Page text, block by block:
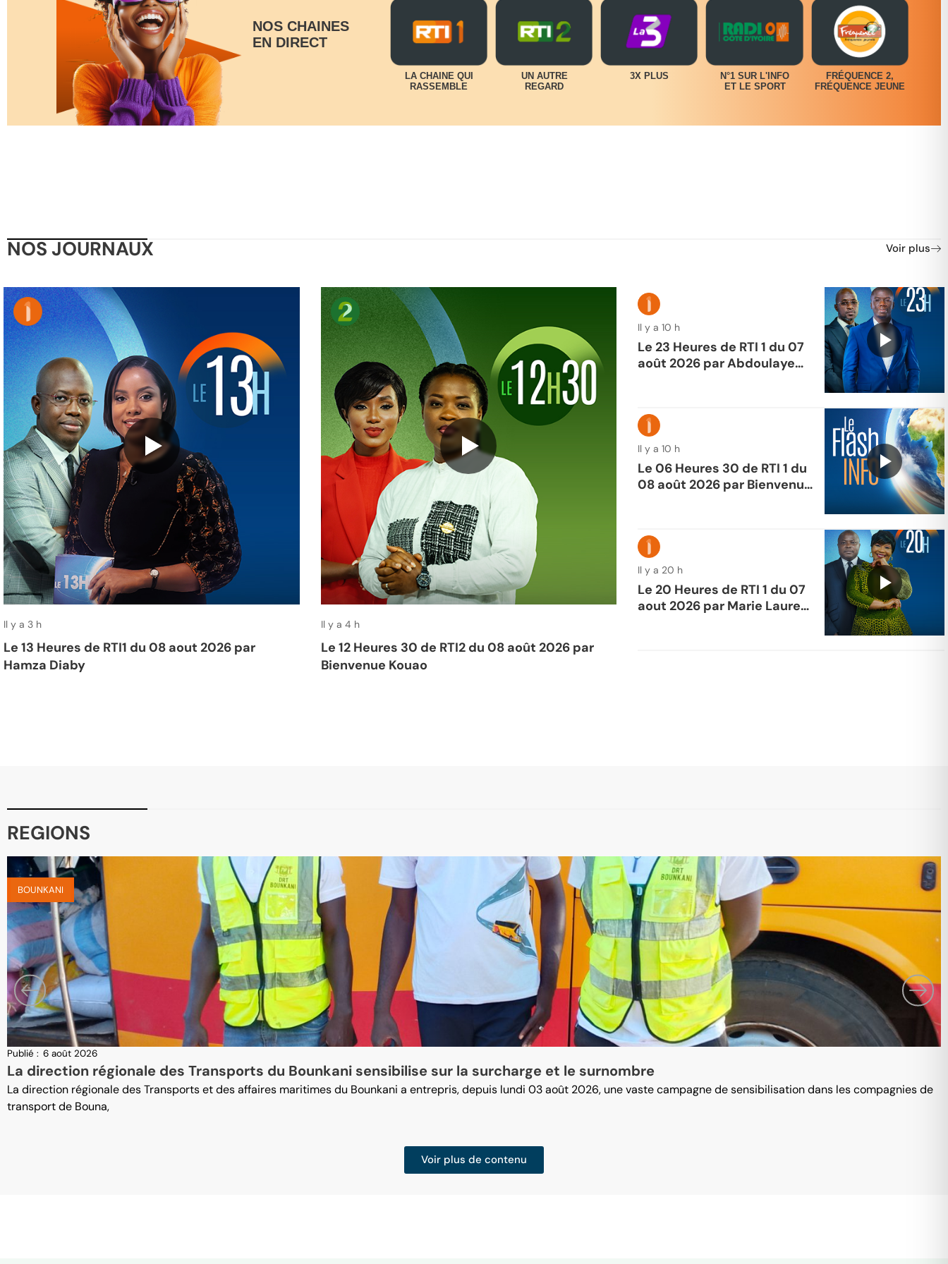
NOS CHAINES
EN DIRECT
LA CHAINE QUI
RASSEMBLE
UN AUTRE
REGARD
3X PLUS
N°1 SUR L'INFO
ET LE SPORT
FRÉQUENCE 2,
FRÉQUENCE JEUNE
NOS JOURNAUX Voir plus
Il y a 3 h
Le 13 Heures de RTI1 du 08 aout 2026 par
Hamza Diaby
Il y a 4 h
Le 12 Heures 30 de RTI2 du 08 août 2026 par
Bienvenue Kouao
Il y a 10 h
Le 23 Heures de RTI 1 du 07
août 2026 par Abdoulaye
Il y a 10 h
Le 06 Heures 30 de RTI 1 du
08 août 2026 par Bienvenue
Il y a 20 h
Le 20 Heures de RTI 1 du 07
aout 2026 par Marie Laure
REGIONS
BOUNKANI
Publié : 6 août 2026
La direction régionale des Transports du Bounkani sensibilise sur la surcharge et le surnombre
La direction régionale des Transports et des affaires maritimes du Bounkani a entrepris, depuis lundi 03 août 2026, une vaste campagne de sensibilisation dans les compagnies de
transport de Bouna,
Voir plus de contenu